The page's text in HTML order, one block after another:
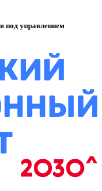
под управлением